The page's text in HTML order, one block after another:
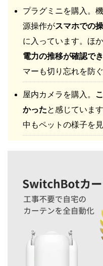
プラグミニを購入。
源操作がスマホでの
に入っています。ほか
電力の推移が確認で
マーも切り忘れを防
屋内カメラを購入。
かったと感じています
中もペットの様子を